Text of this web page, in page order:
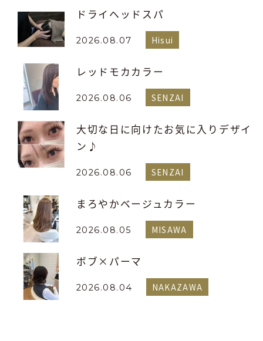
ドライヘッドスパ
2026.08.07 Hisui
レッドモカカラー
2026.08.06 SENZAI
大切な日に向けたお気に入りデザイ
ン♪
2026.08.06 SENZAI
まろやかベージュカラー
2026.08.05 MISAWA
ボブ×パーマ
2026.08.04 NAKAZAWA